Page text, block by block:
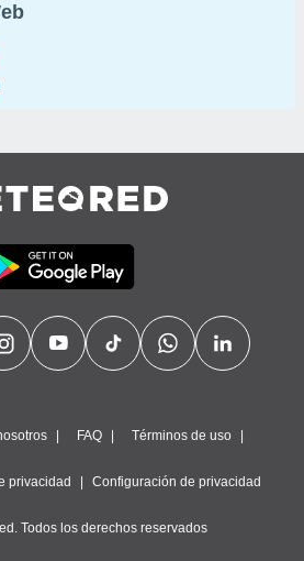
FAQ Términos de uso
privacidad Configuración de privacidad
Todos los derechos reservados